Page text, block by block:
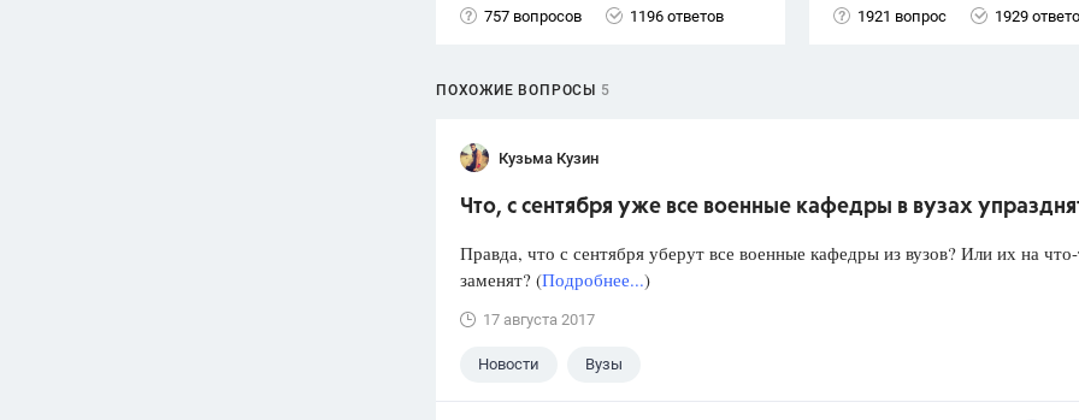
757 вопросов 1196 ответов 1921 вопрос 1929
ПОХОЖИЕ ВОПРОСЫ 5
Кузьма Кузин
Что, с сентября уже все военные кафедры в вузах
Правда, что с сентября уберут все военные кафедры из вузов? Или их на
заменят? (Подробнее...)
17 августа 2017
Новости Вузы